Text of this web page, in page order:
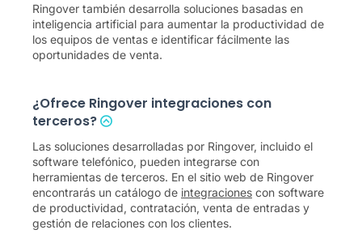
Ringover también desarrolla soluciones basadas en
inteligencia artificial para aumentar la productividad de
los equipos de ventas e identificar fácilmente las
oportunidades de venta.
¿Ofrece Ringover integraciones con
terceros?
Las soluciones desarrolladas por Ringover, incluido el
software telefónico, pueden integrarse con
herramientas de terceros. En el sitio web de Ringover
encontrarás un catálogo de integraciones con software
de productividad, contratación, venta de entradas y
gestión de relaciones con los clientes.